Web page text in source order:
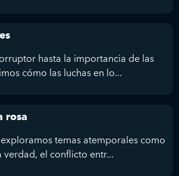
hasta la importancia de las
cómo las luchas en lo...
rosa
temas atemporales como
el conflicto entr...